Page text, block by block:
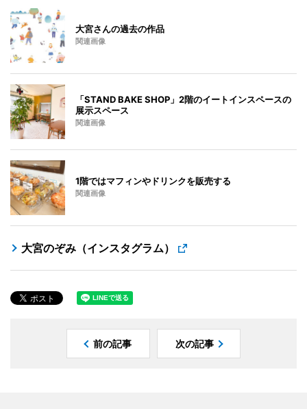
大宮さんの過去の作品
関連画像
「STAND BAKE SHOP」2階のイートインスペースの
展示スペース
関連画像
1階ではマフィンやドリンクを販売する
関連画像
大宮のぞみ（インスタグラム）
前の記事 次の記事